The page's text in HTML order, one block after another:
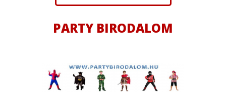
PARTY BIRODALOM